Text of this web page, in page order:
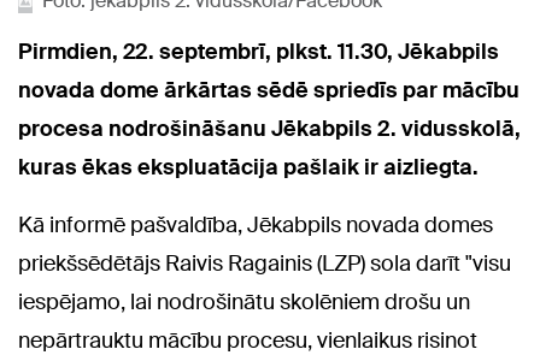
Pirmdien, 22. septembrī, plkst. 11.30, Jēkabpils
novada dome ārkārtas sēdē spriedīs par mācību
procesa nodrošināšanu Jēkabpils 2. vidusskolā,
kuras ēkas ekspluatācija pašlaik ir aizliegta.
Kā informē pašvaldība, Jēkabpils novada domes
priekšsēdētājs Raivis Ragainis (LZP) sola darīt "visu
iespējamo, lai nodrošinātu skolēniem drošu un
nepārtrauktu mācību procesu, vienlaikus risinot